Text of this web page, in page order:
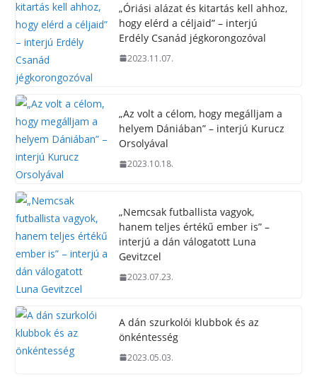
„Óriási alázat és kitartás kell ahhoz,
hogy elérd a céljaid” – interjú
Erdély Csanád jégkorongozóval
2023.11.07.
„Az volt a célom, hogy megálljam a
helyem Dániában” – interjú Kurucz
Orsolyával
2023.10.18.
„Nemcsak futballista vagyok,
hanem teljes értékű ember is” –
interjú a dán válogatott Luna
Gevitzcel
2023.07.23.
A dán szurkolói klubbok és az
önkéntesség
2023.05.03.